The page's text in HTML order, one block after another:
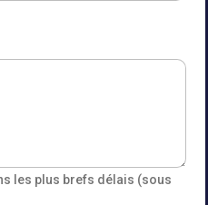
les plus brefs délais (sous